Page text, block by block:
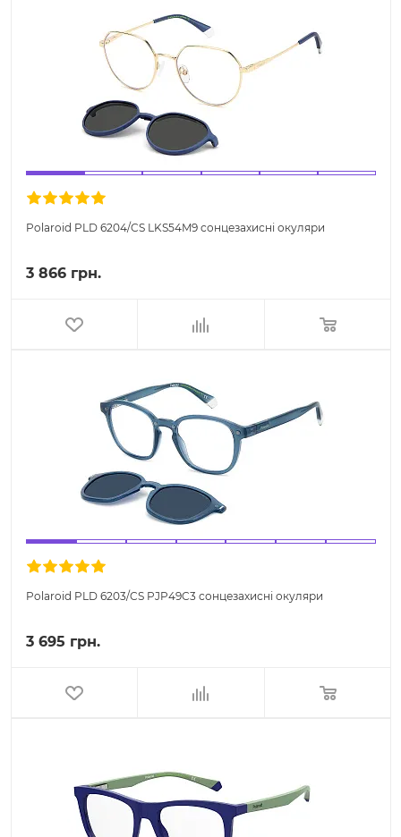
Polaroid PLD 6204/CS LKS54M9 сонцезахисні окуляри
3 866 грн.
Polaroid PLD 6203/CS PJP49C3 сонцезахисні окуляри
3 695 грн.